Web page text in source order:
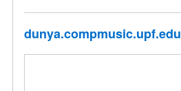
dunya.compmusic.upf.edu